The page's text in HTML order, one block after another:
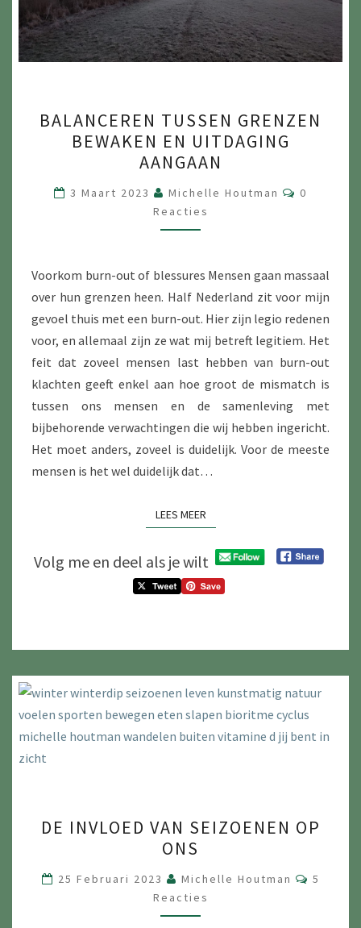
TUSSEN
GRENZEN
BEWAKEN
EN
UITDAGING
AANGAAN
BALANCEREN TUSSEN GRENZEN
BEWAKEN EN UITDAGING
AANGAAN
3 Maart 2023 Michelle Houtman Reacties
0
Reacties
Voorkom burn-out of blessures Mensen gaan massaal
over hun grenzen heen. Half Nederland zit voor mijn
gevoel thuis met een burn-out. Hier zijn legio redenen
voor, en allemaal zijn ze wat mij betreft legitiem. Het
feit dat zoveel mensen last hebben van burn-out
klachten geeft enkel aan hoe groot de mismatch is
tussen ons mensen en de samenleving met
bijbehorende verwachtingen die wij hebben ingericht.
Het moet anders, zoveel is duidelijk. Voor de meeste
mensen is het wel duidelijk dat…
LEES MEERLEES MEER
Volg me en deel als je wilt
INVLOED
VAN
SEIZOENEN
OP
ONS
DE INVLOED VAN SEIZOENEN OP
ONS
25 Februari 2023 Michelle Houtman
5
Reacties